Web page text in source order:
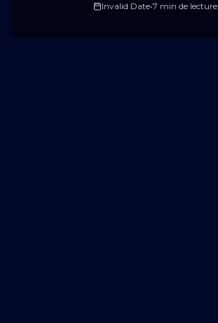
vos performances.
Invalid Date•7 min de lecture